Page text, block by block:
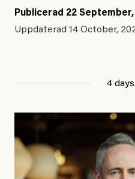
Publicerad 22
Uppdaterad 14 October,
4